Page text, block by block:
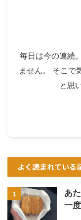
毎日は今の連続
ません。 そこで
と思
よく読まれている
1
あ
一